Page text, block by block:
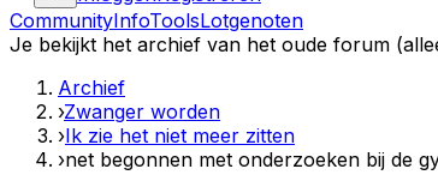
CommunityInfoToolsLotgenoten
Je bekijkt het archief van het oude forum
Archief
›Zwanger worden
›Ik zie het niet meer zitten
›net begonnen met onderzoeken bij de